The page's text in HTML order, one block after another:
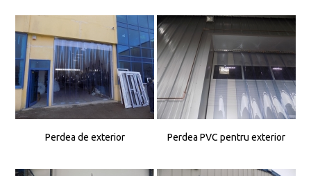
Perdea de exterior Perdea PVC pentru exterior